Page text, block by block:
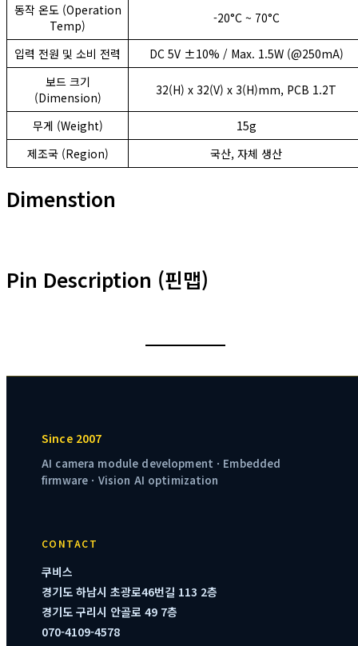
동작 온도 (Operation
Temp)
-20°C ~ 70°C
입력 전원 및 소비 전력
DC 5V ±10% / Max. 1.5W (@250mA)
보드 크기
(Dimension)
32(H) x 32(V) x 3(H)mm, PCB 1.2T
무게 (Weight)
15g
제조국 (Region)
국산, 자체 생산
Dimenstion
Pin Description (핀맵)
Since 2007
쿠비스
경기도 하남시 초광로46번길 113 2층
경기도 구리시 안골로 49 7층
070-4109-4578